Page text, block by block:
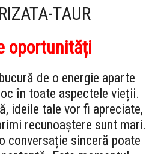
TAUR
oportunități
de o energie aparte
în toate aspectele vieții.
ideile tale vor fi apreciate,
recunoaștere sunt mari.
conversație sinceră poate